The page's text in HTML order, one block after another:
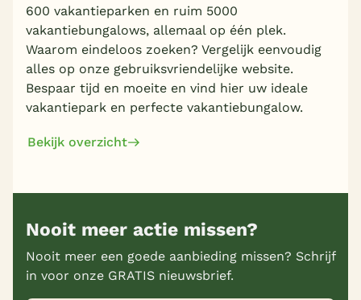
600 vakantieparken en ruim 5000
vakantiebungalows, allemaal op één plek.
Waarom eindeloos zoeken? Vergelijk eenvoudig
alles op onze gebruiksvriendelijke website.
Bespaar tijd en moeite en vind hier uw ideale
vakantiepark en perfecte vakantiebungalow.
Bekijk overzicht
Nooit meer actie missen?
Nooit meer een goede aanbieding missen? Schrijf
in voor onze GRATIS nieuwsbrief.